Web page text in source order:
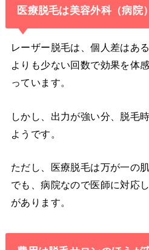
医療脱毛は美容外科（病院）
レーザー脱毛は、個人差はあ
よりも少ない回数で効果を体
っています。
しかし、出力が強い分、脱毛
ようです。
ただし、医療脱毛は万が一の
でも、病院なので医師に対応
があります。